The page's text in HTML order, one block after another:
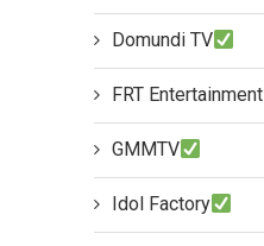
Domundi TV
FRT Entertainment
GMMTV
Idol Factory